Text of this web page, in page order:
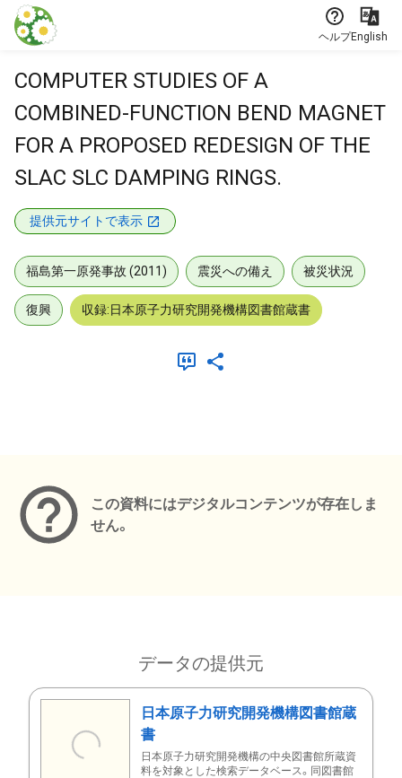
本文に飛ぶ
ヘルプEnglish
COMPUTER STUDIES OF A
COMBINED-FUNCTION BEND MAGNET
FOR A PROPOSED REDESIGN OF THE
SLAC SLC DAMPING RINGS.
提供元サイトで表示
福島第一原発事故 (2011) 震災への備え 被災状況
復興 収録:日本原子力研究開発機構図書館蔵書
この資料にはデジタルコンテンツが存在しま
せん。
データの提供元
日本原子力研究開発機構図書館蔵
書
日本原子力研究開発機構の中央図書館所蔵資
料を対象とした検索データベース。同図書館